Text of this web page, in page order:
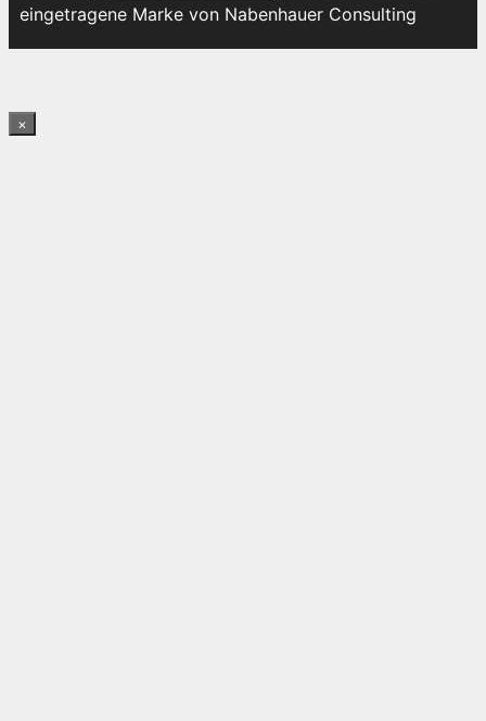
eingetragene Marke von Nabenhauer Consulting
×